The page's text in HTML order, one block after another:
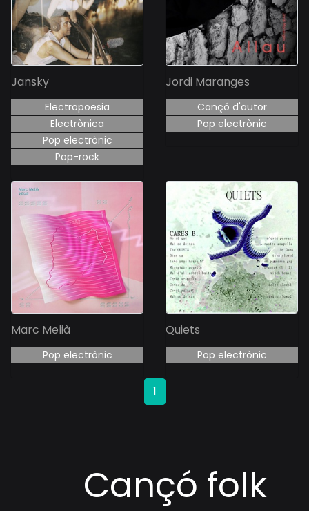
Jansky
Electropoesia
Electrònica
Pop electrònic
Pop-rock
Jordi Maranges
Cançó d'autor
Pop electrònic
Marc Melià
Pop electrònic
Quiets
Pop electrònic
1
Cançó folk